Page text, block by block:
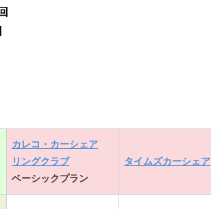
カレコ・カーシェア
リングクラブ
ベーシックプラン
タイムズカーシェア